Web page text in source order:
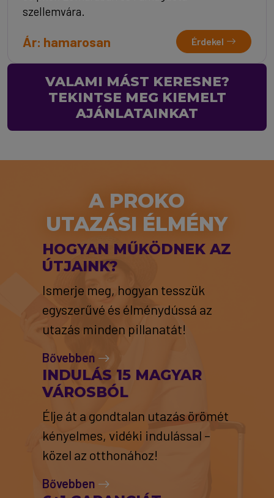
szellemvára.
Ár: hamarosan Érdekel
VALAMI MÁST KERESNE?
TEKINTSE MEG KIEMELT
AJÁNLATAINKAT
A PROKO
UTAZÁSI ÉLMÉNY
HOGYAN MŰKÖDNEK AZ
ÚTJAINK?
Ismerje meg, hogyan tesszük
egyszerűvé és élménydússá az
utazás minden pillanatát!
Bővebben
INDULÁS 15 MAGYAR
VÁROSBÓL
Élje át a gondtalan utazás örömét
kényelmes, vidéki indulással –
közel az otthonához!
Bővebben